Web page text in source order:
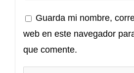
Guarda mi nombre,
web en este navegador
que comente.